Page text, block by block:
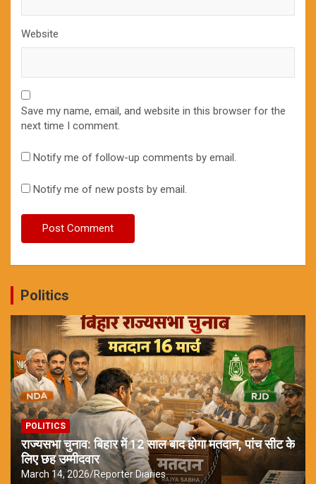
Website
Save my name, email, and website in this browser for the
next time I comment.
Notify me of follow-up comments by email.
Notify me of new posts by email.
Politics
POLITICS
राज्यसभा चुनाव: बिहार में 12 साल बाद होगा मतदान, पांच सीट के
लिए छह उम्मीदवार
March 14, 2026 Reporter Diaries